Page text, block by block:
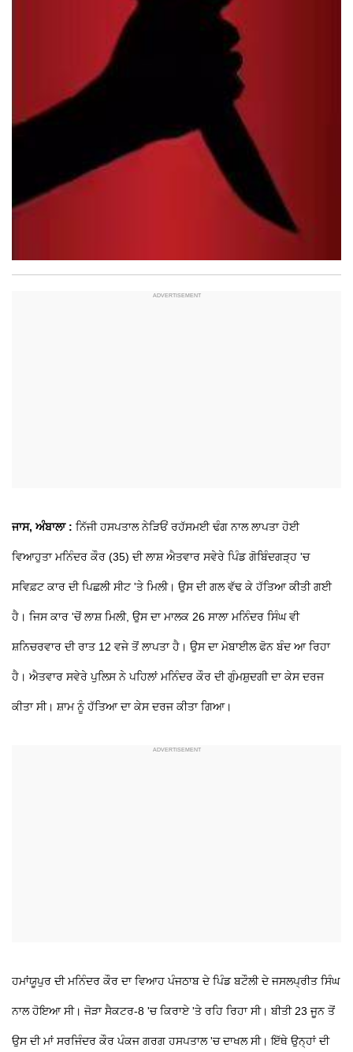
ਜਾਸ, ਅੰਬਾਲਾ : ਨਿੱਜੀ ਹਸਪਤਾਲ ਨੇੜਿਓਂ ਰਹੱਸਮਈ ਢੰਗ ਨਾਲ ਲਾਪਤਾ ਹੋਈ
ਵਿਆਹੁਤਾ ਮਨਿੰਦਰ ਕੌਰ (35) ਦੀ ਲਾਸ਼ ਐਤਵਾਰ ਸਵੇਰੇ ਪਿੰਡ ਗੋਬਿੰਦਗੜ੍ਹ 'ਚ
ਸਵਿਫ਼ਟ ਕਾਰ ਦੀ ਪਿਛਲੀ ਸੀਟ 'ਤੇ ਮਿਲੀ। ਉਸ ਦੀ ਗਲ ਵੱਢ ਕੇ ਹੱਤਿਆ ਕੀਤੀ ਗਈ
ਹੈ। ਜਿਸ ਕਾਰ 'ਚੋਂ ਲਾਸ਼ ਮਿਲੀ, ਉਸ ਦਾ ਮਾਲਕ 26 ਸਾਲਾ ਮਨਿੰਦਰ ਸਿੰਘ ਵੀ
ਸ਼ਨਿਚਰਵਾਰ ਦੀ ਰਾਤ 12 ਵਜੇ ਤੋਂ ਲਾਪਤਾ ਹੈ। ਉਸ ਦਾ ਮੋਬਾਈਲ ਫੋਨ ਬੰਦ ਆ ਰਿਹਾ
ਹੈ। ਐਤਵਾਰ ਸਵੇਰੇ ਪੁਲਿਸ ਨੇ ਪਹਿਲਾਂ ਮਨਿੰਦਰ ਕੌਰ ਦੀ ਗੁੰਮਸ਼ੁਦਗੀ ਦਾ ਕੇਸ ਦਰਜ
ਕੀਤਾ ਸੀ। ਸ਼ਾਮ ਨੂੰ ਹੱਤਿਆ ਦਾ ਕੇਸ ਦਰਜ ਕੀਤਾ ਗਿਆ।
ਹਮਾਂਯੂਪੁਰ ਦੀ ਮਨਿੰਦਰ ਕੌਰ ਦਾ ਵਿਆਹ ਪੰਜਠਾਬ ਦੇ ਪਿੰਡ ਬਟੌਲੀ ਦੇ ਜਸਲਪ੍ਰੀਤ ਸਿੰਘ
ਨਾਲ ਹੋਇਆ ਸੀ। ਜੋੜਾ ਸੈਕਟਰ-8 'ਚ ਕਿਰਾਏ 'ਤੇ ਰਹਿ ਰਿਹਾ ਸੀ। ਬੀਤੀ 23 ਜੂਨ ਤੋਂ
ਉਸ ਦੀ ਮਾਂ ਸਰਜਿੰਦਰ ਕੌਰ ਪੰਕਜ ਗਰਗ ਹਸਪਤਾਲ 'ਚ ਦਾਖਲ ਸੀ। ਇੱਥੇ ਉਨ੍ਹਾਂ ਦੀ